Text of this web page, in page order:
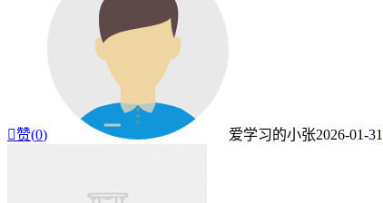
赞(0) 爱学习的小张2026-01-31